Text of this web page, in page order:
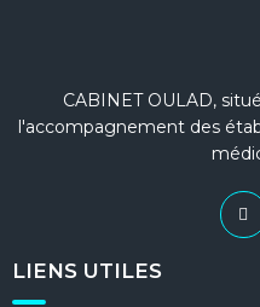
CABINET OULAD,
l'accompagnement des
LIENS UTILES